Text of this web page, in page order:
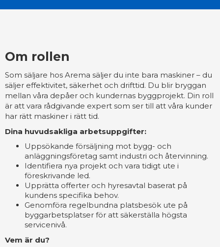
Om rollen
Som säljare hos Arema säljer du inte bara maskiner – du
säljer effektivitet, säkerhet och drifttid. Du blir bryggan
mellan våra depåer och kundernas byggprojekt. Din roll
är att vara rådgivande expert som ser till att våra kunder
har rätt maskiner i rätt tid.
Dina huvudsakliga arbetsuppgifter:
Uppsökande försäljning mot bygg- och
anläggningsföretag samt industri och återvinning.
Identifiera nya projekt och vara tidigt ute i
föreskrivande led.
Upprätta offerter och hyresavtal baserat på
kundens specifika behov.
Genomföra regelbundna platsbesök ute på
byggarbetsplatser för att säkerställa högsta
servicenivå.
Vem är du?